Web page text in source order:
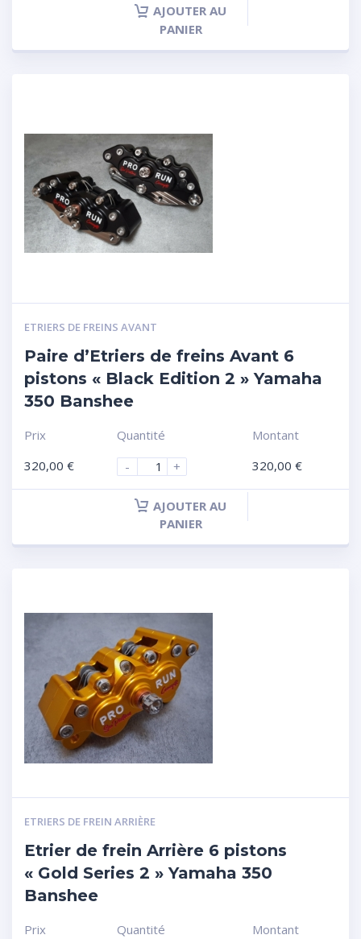
AJOUTER AU
PANIER
ETRIERS DE FREINS AVANT
Paire d’Etriers de freins Avant 6
pistons « Black Edition 2 » Yamaha
350 Banshee
Prix
320,00 €
Quantité
-
+
Montant
320,00 €
AJOUTER AU
PANIER
ETRIERS DE FREIN ARRIÈRE
Etrier de frein Arrière 6 pistons
« Gold Series 2 » Yamaha 350
Banshee
Prix
Quantité
Montant